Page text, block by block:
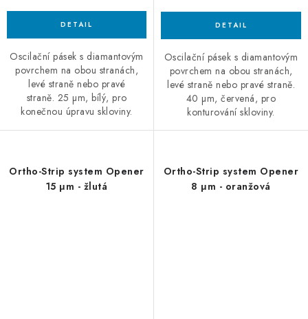
Oscilační pásek s diamantovým
povrchem na obou stranách,
levé straně nebo pravé
straně. 25 µm, bílý, pro
konečnou úpravu skloviny.
Oscilační pásek s diamantovým
povrchem na obou stranách,
levé straně nebo pravé straně.
40 µm, červená, pro
konturování skloviny.
Ortho-Strip system Opener
15 μm - žlutá
Ortho-Strip system Opener
8 μm - oranžová